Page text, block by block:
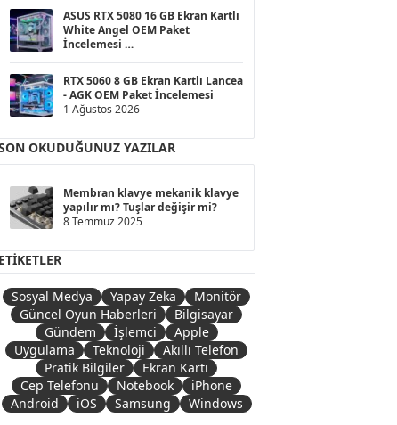
ASUS RTX 5080 16 GB Ekran Kartlı
White Angel OEM Paket
İncelemesi
RTX 5060 8 GB Ekran Kartlı Lancea
- AGK OEM Paket İncelemesi
1 Ağustos 2026
OKUDUĞUNUZ YAZILAR
Membran klavye mekanik klavye
yapılır mı? Tuşlar değişir mi?
8 Temmuz 2025
ETIKETLER
Sosyal Medya Yapay Zeka
Monitör
Güncel Oyun Haberleri
Bilgisayar
Gündem
İşlemci
Apple
Uygulama
Teknoloji
Akıllı Telefon
Pratik Bilgiler
Ekran Kartı
Cep Telefonu
Notebook
iPhone
Android
iOS Samsung Windows